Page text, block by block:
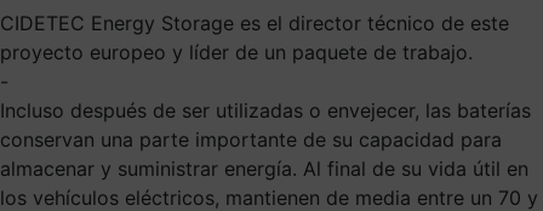
CIDETEC Energy Storage es el director técnico de este
proyecto europeo y líder de un paquete de trabajo.
-
Incluso después de ser utilizadas o envejecer, las baterías
conservan una parte importante de su capacidad para
almacenar y suministrar energía. Al final de su vida útil en
los vehículos eléctricos, mantienen de media entre un 70 y